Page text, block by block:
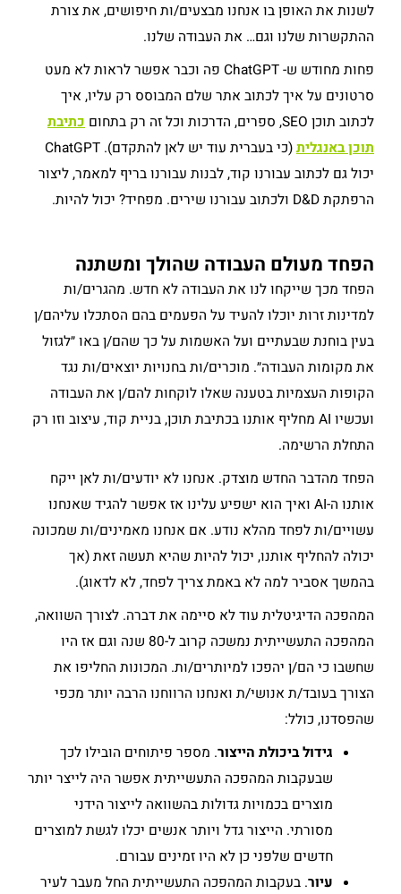
לשנות את האופן בו אנחנו מבצעים/ות חיפושים, את צורת
ההתקשרות שלנו וגם… את העבודה שלנו.
פחות מחודש ש- ChatGPT פה וכבר אפשר לראות לא מעט
סרטונים על איך לכתוב אתר שלם המבוסס רק עליו, איך
לכתוב תוכן SEO, ספרים, הדרכות וכל זה רק בתחום
כתיבת
תוכן באנגלית
(כי בעברית עוד יש לאן להתקדם). ChatGPT
יכול גם לכתוב עבורנו קוד, לבנות עבורנו בריף למאמר, ליצור
הרפתקת D&D ולכתוב עבורנו שירים. מפחיד? יכול להיות.
הפחד מעולם העבודה שהולך ומשתנה
הפחד מכך שייקחו לנו את העבודה לא חדש. מהגרים/ות
למדינות זרות יוכלו להעיד על הפעמים בהם הסתכלו עליהם/ן
בעין בוחנת שבעתיים ועל האשמות על כך שהם/ן באו ״לגזול
את מקומות העבודה״. מוכרים/ות בחנויות יוצאים/ות נגד
הקופות העצמיות בטענה שאלו לוקחות להם/ן את העבודה
ועכשיו AI מחליף אותנו בכתיבת תוכן, בניית קוד, עיצוב וזו רק
התחלת הרשימה.
הפחד מהדבר החדש מוצדק. אנחנו לא יודעים/ות לאן ייקח
אותנו ה-AI ואיך הוא ישפיע עלינו אז אפשר להגיד שאנחנו
עשויים/ות לפחד מהלא נודע. אם אנחנו מאמינים/ות שמכונה
יכולה להחליף אותנו, יכול להיות שהיא תעשה זאת (אך
בהמשך אסביר למה לא באמת צריך לפחד, לא לדאוג).
המהפכה הדיגיטלית עוד לא סיימה את דברה. לצורך השוואה,
המהפכה התעשייתית נמשכה קרוב ל-80 שנה וגם אז היו
שחשבו כי הם/ן יהפכו למיותרים/ות. המכונות החליפו את
הצורך בעובד/ת אנושי/ת ואנחנו הרווחנו הרבה יותר מכפי
שהפסדנו, כולל:
גידול ביכולת הייצור. מספר פיתוחים הובילו לכך
שבעקבות המהפכה התעשייתית אפשר היה לייצר יותר
מוצרים בכמויות גדולות בהשוואה לייצור הידני
מסורתי. הייצור גדל ויותר אנשים יכלו לגשת למוצרים
חדשים שלפני כן לא היו זמינים עבורם.
עיור. בעקבות המהפכה התעשייתית החל מעבר לעיר